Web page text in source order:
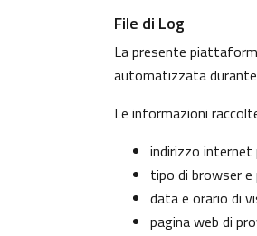
File di Log
La presente
automatizzata
Le informazioni
indirizzo internet
tipo di browser
data e orario di
pagina web di